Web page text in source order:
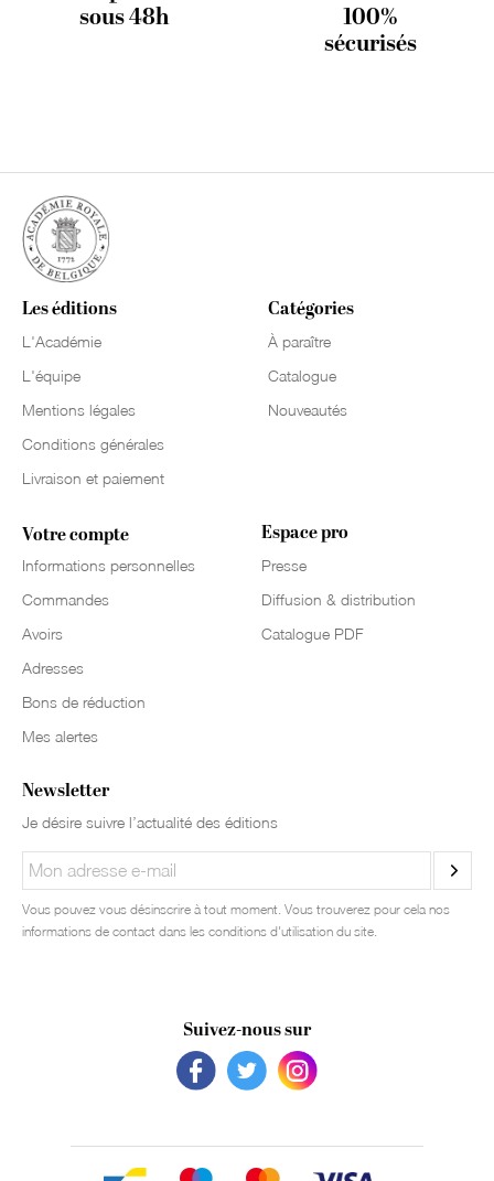
sous 48h
100%
sécurisés
Les éditions
L'Académie
L'équipe
Mentions légales
Conditions générales
Livraison et paiement
Catégories
À paraître
Catalogue
Nouveautés
Votre compte
Informations personnelles
Commandes
Avoirs
Adresses
Bons de réduction
Mes alertes
Espace pro
Presse
Diffusion & distribution
Catalogue PDF
Newsletter
Je désire suivre l’actualité des éditions
Vous pouvez vous désinscrire à tout moment. Vous trouverez pour cela nos
informations de contact dans les conditions d'utilisation du site.
Suivez-nous sur